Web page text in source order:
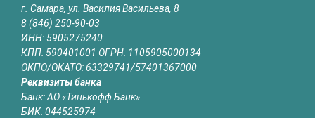
г. Самара, ул. Василия Васильева, 8
8 (846) 250-90-03
ИНН: 5905275240
КПП: 590401001 ОГРН: 1105905000134
ОКПО/ОКАТО: 63329741/57401367000
Реквизиты банка
Банк: АО «Тинькофф Банк»
БИК: 044525974